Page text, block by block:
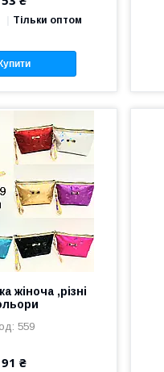
Тільки оптом
Купити
жіноча ,різні
559
91 ₴